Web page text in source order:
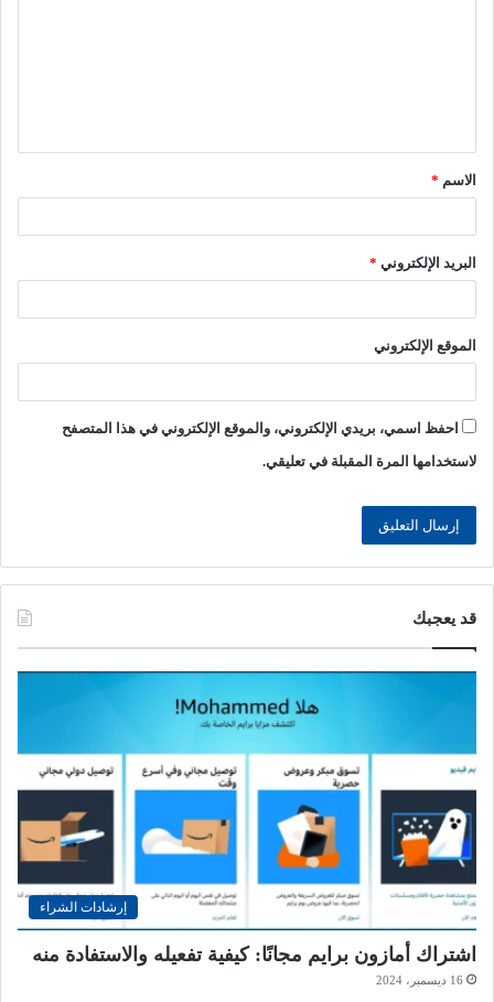
ق
*الاسم *
البريد الإلكتروني *
الموقع الإلكتروني
احفظ اسمي، بريدي الإلكتروني، والموقع الإلكتروني في هذا المتصفح
لاستخدامها المرة المقبلة في تعليقي.
قد يعجبك
إرشادات الشراء
اشتراك أمازون برايم مجانًا: كيفية تفعيله والاستفادة منه
16 ديسمبر، 2024